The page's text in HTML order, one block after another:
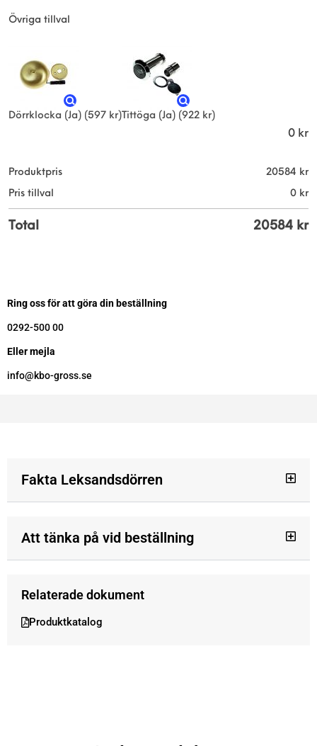
Övriga tillval
Dörrklocka (Ja) (597 kr) Tittöga (Ja) (922 kr)
0 kr
Produktpris 20584 kr
Pris tillval
0 kr
Total 20584 kr
Ring oss för att göra din beställning
0292-500 00
Eller mejla
info@kbo-gross.se
Fakta Leksandsdörren
Att tänka på vid beställning
Relaterade dokument
Produktkatalog